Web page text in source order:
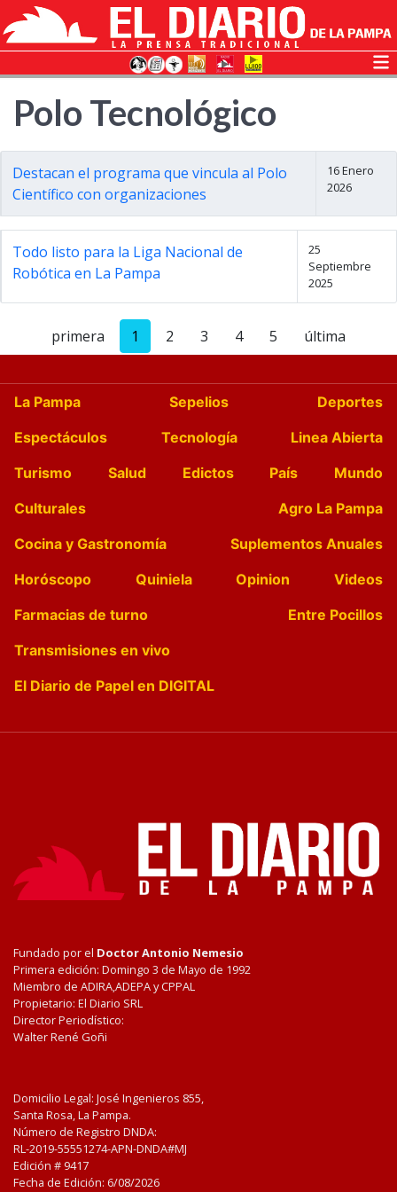
Polo Tecnológico
Destacan el programa que vincula al Polo
Científico con organizaciones
16 Enero
2026
Todo listo para la Liga Nacional de
Robótica en La Pampa
25
Septiembre
2025
primera 1 2 3 4 5 última
La Pampa Sepelios
Deportes
Espectáculos
Tecnología
Linea Abierta
Turismo
Salud Edictos País
Mundo
Culturales
Agro La Pampa
Cocina y Gastronomía
Suplementos Anuales
Horóscopo
Quiniela Opinion
Videos
Farmacias de turno
Entre Pocillos
Transmisiones en vivo
El Diario de Papel en DIGITAL
Fundado por el Doctor Antonio Nemesio
Primera edición: Domingo 3 de Mayo de 1992
Miembro de ADIRA,ADEPA y CPPAL
Propietario: El Diario SRL
Director Periodístico:
Walter René Goñi
Domicilio Legal: José Ingenieros 855,
Santa Rosa, La Pampa.
Número de Registro DNDA:
RL-2019-55551274-APN-DNDA#MJ
Edición # 9417
Fecha de Edición: 6/08/2026